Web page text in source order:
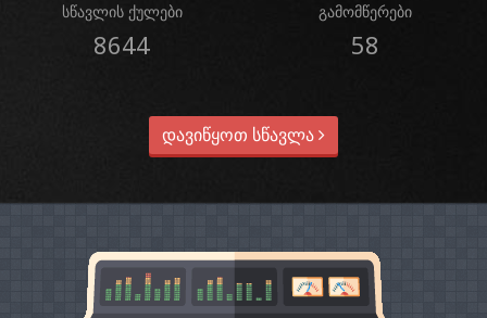
სწავლის ქულები
8644
გამომწერები
58
დავიწყოთ სწავლა